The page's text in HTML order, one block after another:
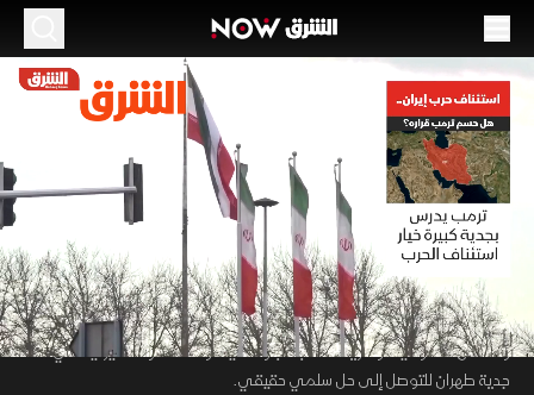
00:09/01:12
الموسم 2026
استئناف حرب إيران.. هل حسم ترمب قراره؟
12 مايو 2026 01:12 أخبار
تقارير الشرق
كشفت مصادر لشبكة "CNN" أن الرئيس ترمب يدرس بجدية خيار استئناف الحرب
على إيران مع تعثر المفاوضات وتضرر أسواق الطاقة جراء إغلاق مضيق هرمز.
ويشهد البيت الأبيض انقساما بين فريق يدعو لضربات عسكرية لتعزيز أوراق
واشنطن التفاوضية، وآخر يتمسك بالدبلوماسية، وسط شكوك أميركية في
جدية طهران للتوصل إلى حل سلمي حقيقي.